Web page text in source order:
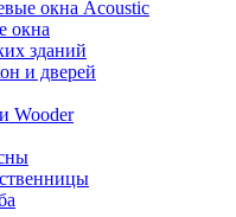
окна Acoustic
окна
зданий
и дверей
Wooder